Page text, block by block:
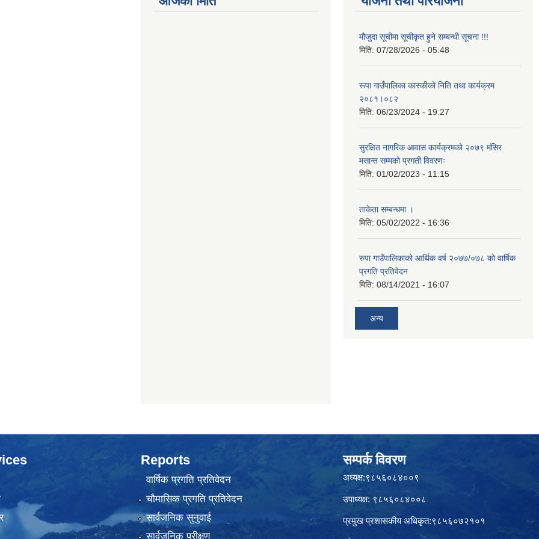
मौजुदा सूचीमा सूचीकृत हुने सम्बन्धी सूचना !!!
मिति: 07/28/2026 - 05:48
रूपा गाउँपालिका कास्कीको निति तथा कार्यक्रम
२०८१।०८२
मिति: 06/23/2024 - 19:27
सुरक्षित नागरिक आवास कार्यक्रमको २०७९ मंसिर
मसान्त सम्मको प्रगती विवरणः
मिति: 01/02/2023 - 11:15
ताकेता सम्बन्धमा ।
मिति: 05/02/2022 - 16:36
रुपा गाउँपालिकाको आर्थिक वर्ष २०७७/०७८ को वार्षिक
प्रगति प्रतिवेदन
मिति: 08/14/2021 - 16:07
अन्य
Reports
वार्षिक प्रगति प्रतिवेदन
चौमासिक प्रगति प्रतिवेदन
सार्वजनिक सुनुवाई
सार्वजनिक परीक्षण
सम्पर्क विवरण
अध्यक्ष:९८५६०८४००९
उपाध्यक्ष: ९८५६०८४००८
प्रमुख प्रशासकीय अधिकृत:९८५६०७२१०१